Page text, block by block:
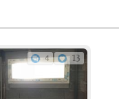
4 13